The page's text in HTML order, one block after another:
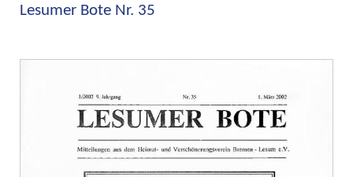
Lesumer Bote Nr. 35